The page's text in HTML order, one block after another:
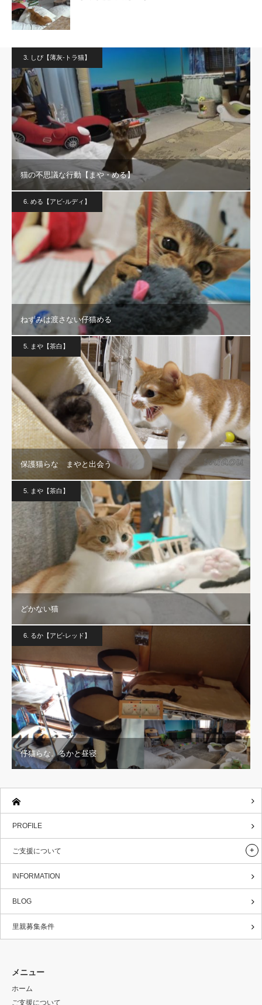
3. しぴ【薄灰-トラ猫】
猫の不思議な行動【まや・める】
6. める【アビ-ルディ】
ねずみは渡さない仔猫める
5. まや【茶白】
保護猫らな まやと出会う
5. まや【茶白】
どかない猫
6. るか【アビ-レッド】
仔猫らな。るかと昼寝
PROFILE
ご支援について
INFORMATION
BLOG
里親募集条件
メニュー
ホーム
ご支援について